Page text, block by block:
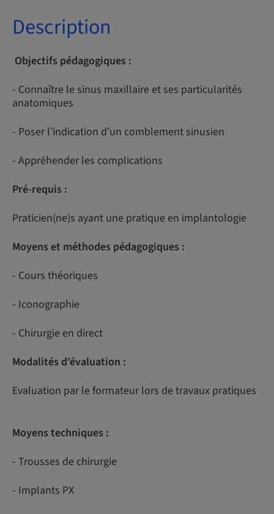
Description
Objectifs pédagogiques :
- Connaître le sinus maxillaire et ses particularités
anatomiques
- Poser l’indication d’un comblement sinusien
- Appréhender les complications
Pré-requis :
Praticien(ne)s ayant une pratique en implantologie
Moyens et méthodes pédagogiques :
- Cours théoriques
- Iconographie
- Chirurgie en direct
Modalités d’évaluation :
Evaluation par le formateur lors de travaux pratiques
Moyens techniques :
- Trousses de chirurgie
- Implants PX